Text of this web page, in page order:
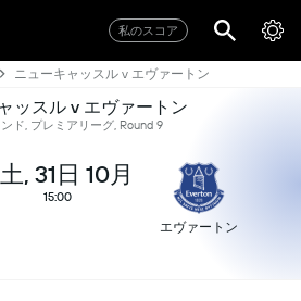
私のスコア
ニューキャッスル v エヴァートン
ッスル v エヴァートン
ド, プレミアリーグ, Round 9
土, 31日 10月
15:00
エヴァートン